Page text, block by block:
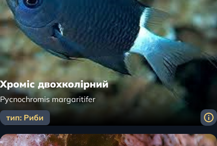
Хроміс двохколірний
Pycnochromis margaritifer
тип: Риби